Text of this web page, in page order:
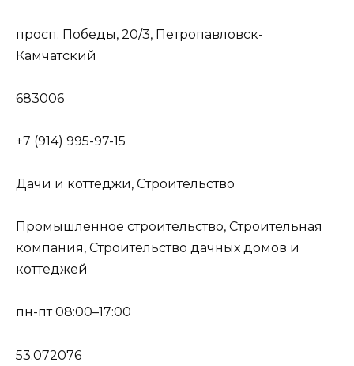
просп. Победы, 20/3, Петропавловск-
Камчатский
683006
+7 (914) 995-97-15
Дачи и коттеджи, Строительство
Промышленное строительство, Строительная
компания, Строительство дачных домов и
коттеджей
пн-пт 08:00–17:00
53.072076